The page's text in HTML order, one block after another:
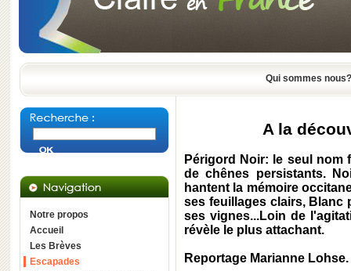
Qui sommes nous?
Notre propos
Accueil
Les Brèves
Escapades
A la
Périgord Noir: le seul nom
de chênes persistants.
hantent la mémoire
ses feuillages clairs, Blanc
ses vignes...Loin de
révèle le plus attachant.
Reportage Marianne Lohse.